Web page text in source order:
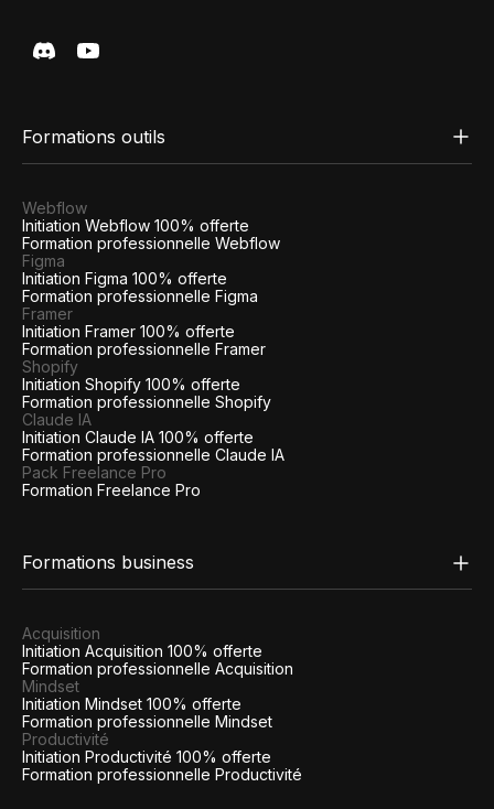
Formations outils
Webflow
Initiation Webflow 100% offerte
Formation professionnelle Webflow
Figma
Initiation Figma 100% offerte
Formation professionnelle Figma
Framer
Initiation Framer 100% offerte
Formation professionnelle Framer
Shopify
Initiation Shopify 100% offerte
Formation professionnelle Shopify
Claude IA
Initiation Claude IA 100% offerte
Formation professionnelle Claude IA
Pack Freelance Pro
Formation Freelance Pro
Formations business
Acquisition
Initiation Acquisition 100% offerte
Formation professionnelle Acquisition
Mindset
Initiation Mindset 100% offerte
Formation professionnelle Mindset
Productivité
Initiation Productivité 100% offerte
Formation professionnelle Productivité